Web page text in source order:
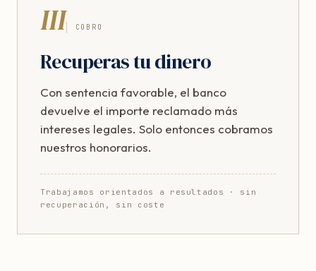
III COBRO
Recuperas tu dinero
Con sentencia favorable, el banco
devuelve el importe reclamado más
intereses legales. Solo entonces cobramos
nuestros honorarios.
Trabajamos orientados a resultados · sin
recuperación, sin coste